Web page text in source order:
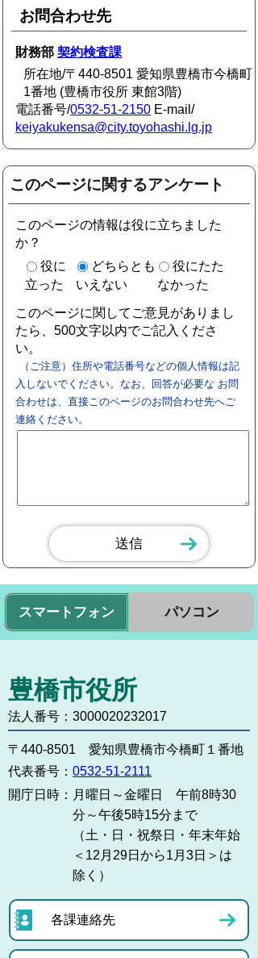
お問合わせ先
財務部契約検査課
所在地/〒440-8501 愛知県豊橋市今橋町
1番地 (豊橋市役所 東館3階)
電話番号/0532-51-2150 E-mail/
keiyakukensa@city.toyohashi.lg.jp
このページに関するアンケート
このページの情報は役に立ちました
か？
役に
立った
どちらとも
いえない
役にたた
なかった
このページに関してご意見がありまし
たら、500文字以内でご記入くださ
い。
（ご注意）住所や電話番号などの個人情報は記
入しないでください。なお、回答が必要な お問
合わせは、直接このページのお問合わせ先へご
連絡ください。
スマートフォン パソコン
豊橋市役所
法人番号：3000020232017
〒440-8501 愛知県豊橋市今橋町１番地
代表番号： 0532-51-2111
開庁日時： 月曜日～金曜日 午前8時30
分～午後5時15分まで
（土・日・祝祭日・年末年始
＜12月29日から1月3日＞は
除く）
各課連絡先